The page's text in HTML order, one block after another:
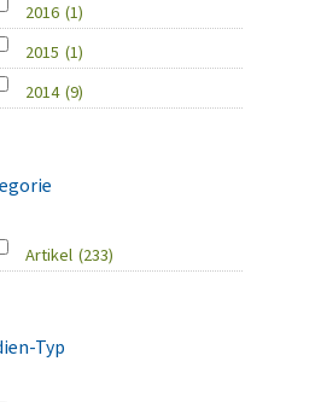
2016 (1)
2015 (1)
2014 (9)
Artikel (233)
Typ